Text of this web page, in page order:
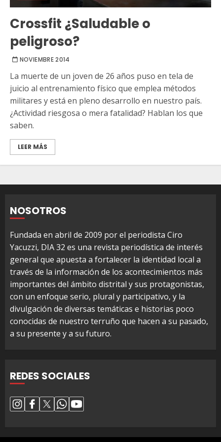
Crossfit ¿Saludable o
peligroso?
NOVIEMBRE 2014
La muerte de un joven de 26 años puso en tela de
juicio al entrenamiento físico que emplea métodos
militares y está en pleno desarrollo en nuestro país.
¿Actividad riesgosa o mera fatalidad? Hablan los que
saben.
LEER MÁS
NOSOTROS
Fundada en abril de 2009 por el periodista Ciro
Yacuzzi, DIA 32 es una revista periodística de interés
general que apuesta a fortalecer la identidad local a
través de la información de los acontecimientos más
importantes del ámbito distrital y sus protagonistas,
con un enfoque serio, plural y participativo, y la
divulgación de diversas temáticas e historias poco
conocidas de nuestro terruño que hacen a su pasado,
a su presente y a su futuro.
REDES SOCIALES